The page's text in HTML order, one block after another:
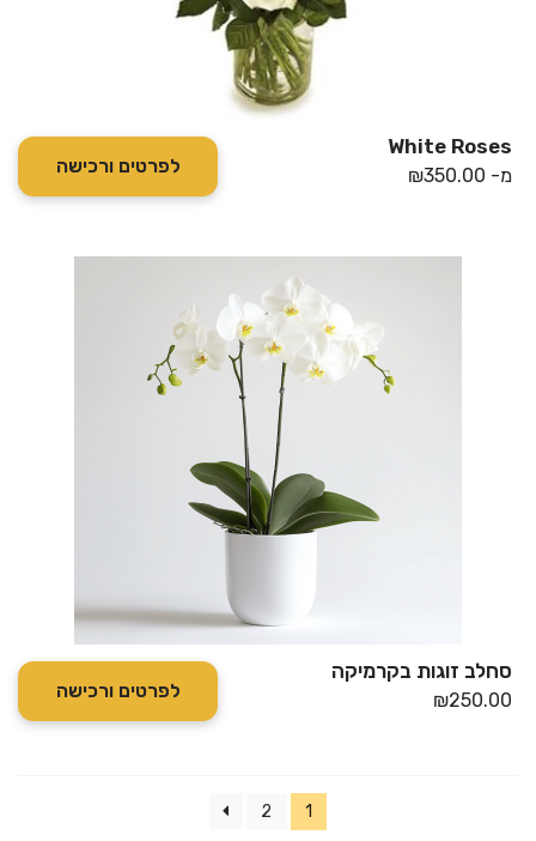
White Roses
מ- ₪350.00 לפרטים ורכישה
סחלב זוגות בקרמיקה
₪250.00 לפרטים ורכישה
1
2